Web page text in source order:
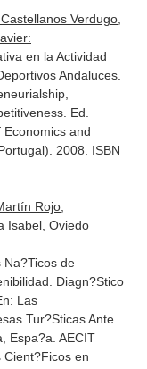
Verdugo,
en la Actividad
Andaluces.
. Ed.
and
2008. ISBN
Rojo,
Isabel, Oviedo
Na?Ticos de
Diagn?Stico
Las
Tur?Sticas Ante
Espa?a. AECIT
Cient?Ficos en